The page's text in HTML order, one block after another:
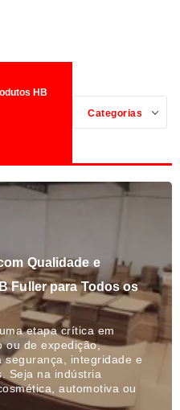
HB
Categorias
Qualidade e
Fuller para Todos os
etapa crítica em
ou de expedição,
segurança, integridade e
Seja na indústria
automotiva ou